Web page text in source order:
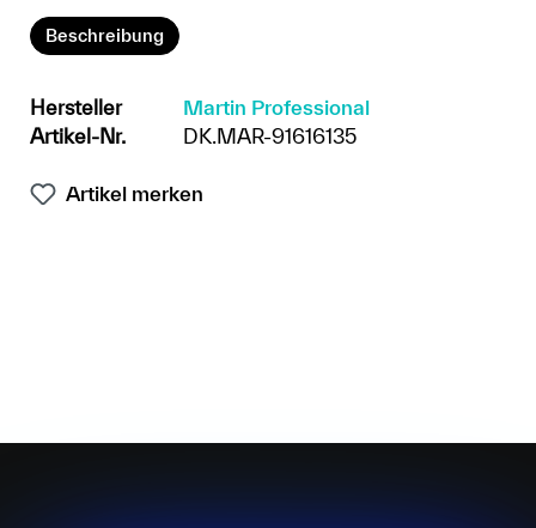
Beschreibung
Hersteller
Martin Professional
Artikel-Nr.
DK.MAR-91616135
Artikel merken